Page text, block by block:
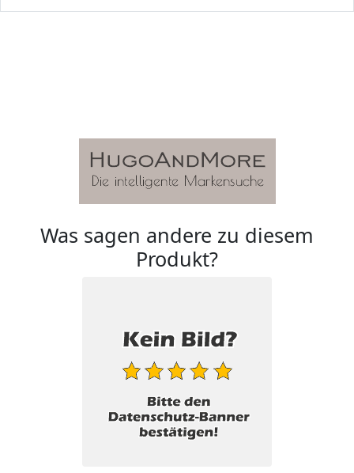
Was sagen andere zu diesem
Produkt?